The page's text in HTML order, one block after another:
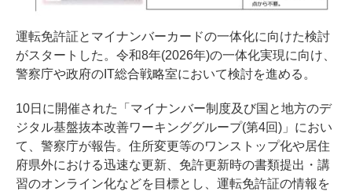
運転免許証とマイナンバーカードの一体化に向けた検討
がスタートした。令和8年(2026年)の一体化実現に向け、
警察庁や政府のIT総合戦略室において検討を進める。
10日に開催された「マイナンバー制度及び国と地方のデ
ジタル基盤抜本改善ワーキンググループ(第4回)」におい
て、警察庁が報告。住所変更等のワンストップ化や居住
府県外における迅速な更新、免許更新時の書類提出・講
習のオンライン化などを目標とし、運転免許証の情報を